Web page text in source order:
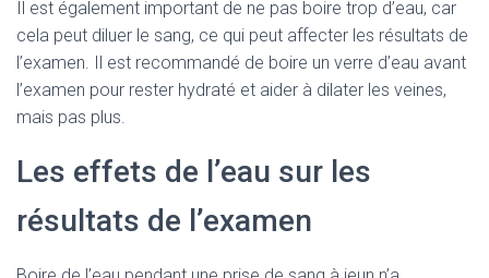
Il est également important de ne pas boire trop d’eau, car
cela peut diluer le sang, ce qui peut affecter les résultats de
l’examen. Il est recommandé de boire un verre d’eau avant
l’examen pour rester hydraté et aider à dilater les veines,
mais pas plus.
Les effets de l’eau sur les
résultats de l’examen